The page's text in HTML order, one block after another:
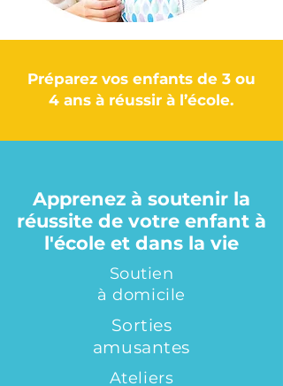
Préparez vos enfants de 3 ou
4 ans à réussir à l’école.
Apprenez à soutenir la
réussite de votre enfant à
l'école et dans la vie
Soutien
à domicile
Sorties
amusantes
Ateliers